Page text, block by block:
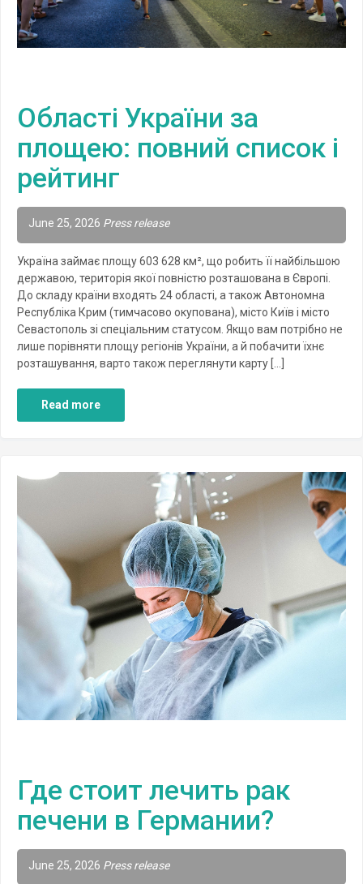
Області України за
площею: повний список і
рейтинг
June 25, 2026 Press release
Україна займає площу 603 628 км², що робить її найбільшою
державою, територія якої повністю розташована в Європі.
До складу країни входять 24 області, а також Автономна
Республіка Крим (тимчасово окупована), місто Київ і місто
Севастополь зі спеціальним статусом. Якщо вам потрібно не
лише порівняти площу регіонів України, а й побачити їхнє
розташування, варто також переглянути карту […]
Read more
Где стоит лечить рак
печени в Германии?
June 25, 2026 Press release